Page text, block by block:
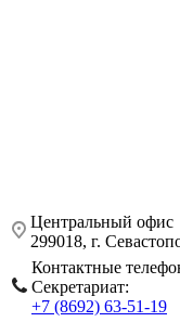
Центральный офис
299018, г.
Контактные
Секретариат:
+7 (8692) 63-51-19